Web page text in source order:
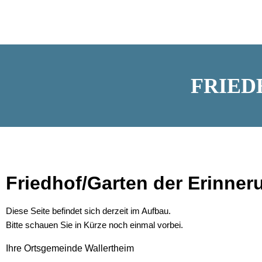
Friedhof/Garten der
Diese Seite befindet sich derzeit im Aufbau.
Bitte schauen Sie in Kürze noch einmal vorbei.
Ihre Ortsgemeinde Wallertheim